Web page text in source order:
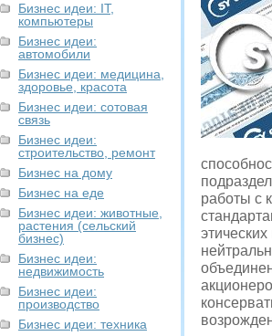
Бизнес идеи: IT,
компьютеры
Бизнес идеи:
автомобили
Бизнес идеи: медицина,
здоровье, красота
Бизнес идеи: сотовая
связь
Бизнес идеи:
строительство, ремонт
Бизнес на дому
Бизнес на еде
Бизнес идеи: животные,
растения (сельский
бизнес)
Бизнес идеи:
недвижимость
Бизнес идеи:
производство
Бизнес идеи: техника
работы с